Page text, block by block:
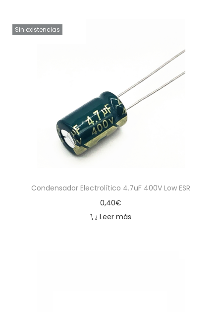
Sin existencias
Condensador Electrolítico 4.7uF 400V Low ESR
0,40€
Leer más